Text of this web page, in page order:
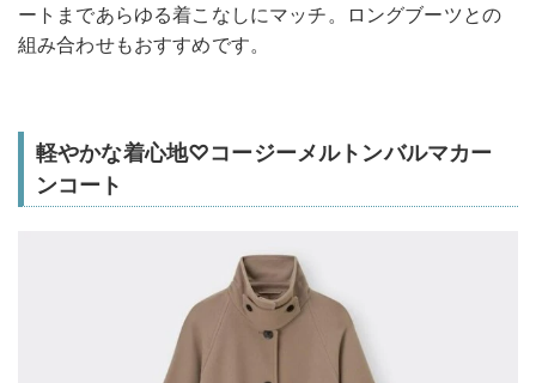
ートまであらゆる着こなしにマッチ。ロングブーツとの
組み合わせもおすすめです。
軽やかな着心地♡コージーメルトンバルマカー
ンコート